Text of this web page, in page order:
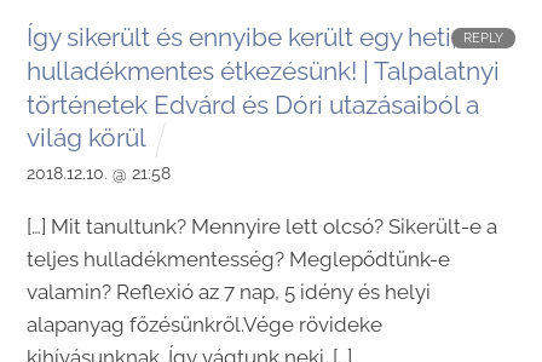
Így sikerült és ennyibe került egy heti,
hulladékmentes étkezésünk! | Talpalatnyi
történetek Edvárd és Dóri utazásaiból a
világ körül
2018.12.10. @ 21:58
[…] Mit tanultunk? Mennyire lett olcsó? Sikerült-e a
teljes hulladékmentesség? Meglepődtünk-e
valamin? Reflexió az 7 nap, 5 idény és helyi
alapanyag főzésünkről.Vége rövideke
REPLY